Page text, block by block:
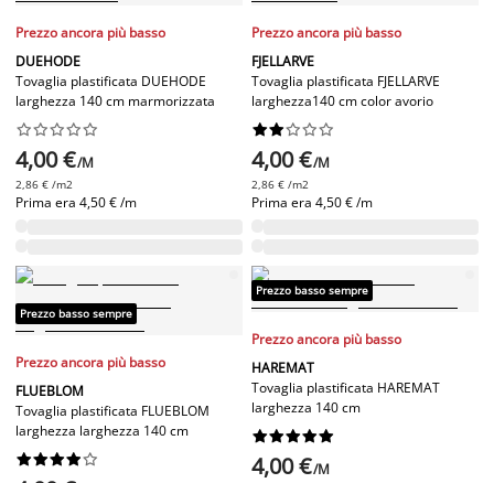
Prezzo ancora più basso
DUEHODE
Tovaglia plastificata DUEHODE
larghezza 140 cm marmorizzata






4,00 €/M
2,86 € /m2
Prima era 4,50 € /m
Prezzo ancora più basso
FJELLARVE
Tovaglia plastificata FJELLARVE
larghezza140 cm color avorio






4,00 €/M
2,86 € /m2
Prima era 4,50 € /m
Prezzo basso sempre
Prezzo ancora più basso
FLUEBLOM
Tovaglia plastificata FLUEBLOM
larghezza larghezza 140 cm






Prezzo basso sempre
Prezzo ancora più basso
HAREMAT
Tovaglia plastificata HAREMAT
larghezza 140 cm






4,00 €/M